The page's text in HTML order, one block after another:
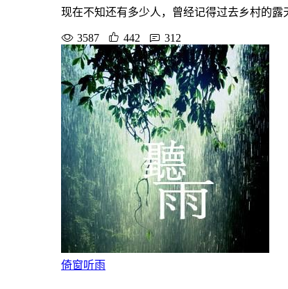
现在不知还有多少人，曾经记得过去乡村的
3587 442 312
倚窗听雨